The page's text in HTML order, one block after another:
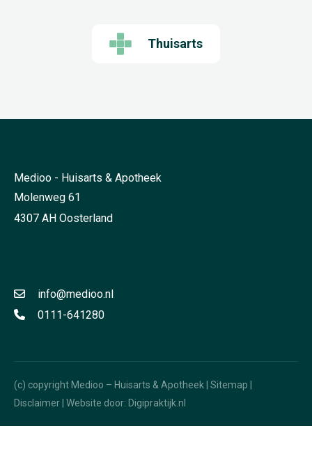
Thuisarts
Medioo - Huisarts & Apotheek
Molenweg 61
4307 AH Oosterland
info@medioo.nl
0111-641280
(c) copyright Medioo – Huisarts & Apotheek | Sitemap
Disclaimer | Website door: Digipraktijk.nl